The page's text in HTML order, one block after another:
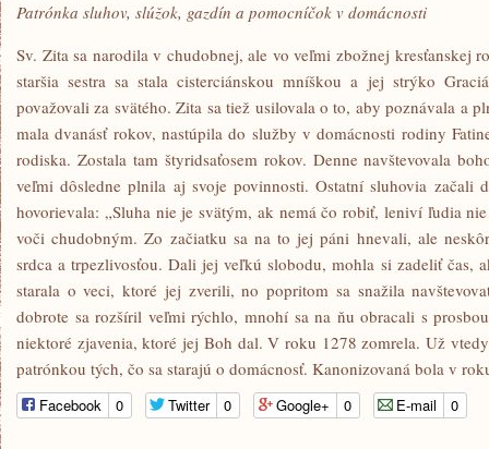
Patrónka sluhov, slúžok, gazdín a pomocníčok v domácnosti
Sv. Zita sa narodila v chudobnej, ale vo veľmi zbožnej kresťanskej
staršia sestra sa stala cisterciánskou mníškou a jej strýko
považovali za svätého. Zita sa tiež usilovala o to, aby poznávala a
mala dvanásť rokov, nastúpila do služby v domácnosti rodiny
rodiska. Zostala tam štyridsaťosem rokov. Denne navštevovala
veľmi dôsledne plnila aj svoje povinnosti. Ostatní sluhovia začali
hovorievala: „Sluha nie je svätým, ak nemá čo robiť, leniví ľudia
voči chudobným. Zo začiatku sa na to jej páni hnevali, ale
srdca a trpezlivosťou. Dali jej veľkú slobodu, mohla si zadeliť čas,
starala o veci, ktoré jej zverili, no popritom sa snažila
dobrote sa rozšíril veľmi rýchlo, mnohí sa na ňu obracali s
niektoré zjavenia, ktoré jej Boh dal. V roku 1278 zomrela. Už
patrónkou tých, čo sa starajú o domácnosť. Kanonizovaná bola v
Facebook 0 Twitter 0 Google+ 0 E-mail 0